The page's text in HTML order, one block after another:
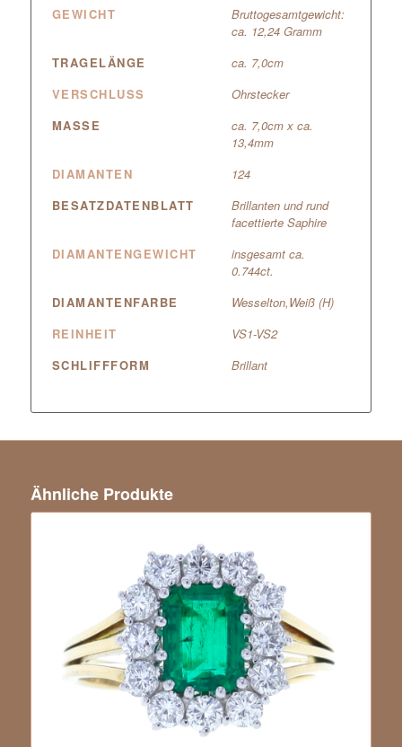
GEWICHT
Bruttogesamtgewicht:
ca. 12,24 Gramm
TRAGELÄNGE
ca. 7,0cm
VERSCHLUSS
Ohrstecker
MASSE
ca. 7,0cm x ca.
13,4mm
DIAMANTEN
124
BESATZDATENBLATT
Brillanten und rund
facettierte Saphire
DIAMANTENGEWICHT
insgesamt ca.
0.744ct.
DIAMANTENFARBE
Wesselton,Weiß (H)
REINHEIT
VS1-VS2
SCHLIFFFORM
Brillant
Ähnliche Produkte